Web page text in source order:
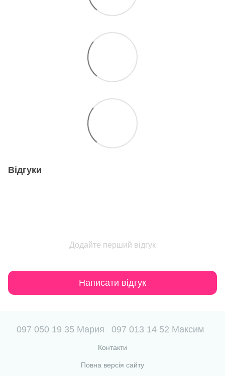
Відгуки
Додайте перший відгук
Написати відгук
097 050 19 35 Мария 097 013 14 52 Максим
Контакти
Повна версія сайту